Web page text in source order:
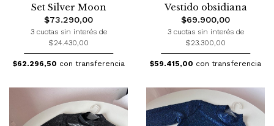
Set Silver Moon
$73.290,00
3 cuotas sin interés de
$24.430,00
$62.296,50 con transferencia
Vestido obsidiana
$69.900,00
3 cuotas sin interés de
$23.300,00
$59.415,00 con transferencia